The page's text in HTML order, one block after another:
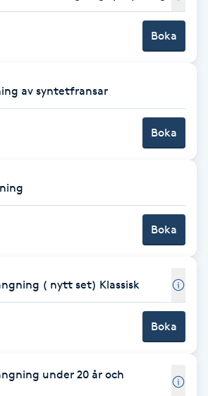
Boka
av syntetfransar
Boka
Boka
( nytt set) Klassisk
Boka
under 20 år och